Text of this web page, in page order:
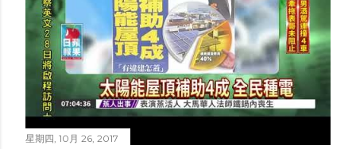
星期四, 10月 26, 2017